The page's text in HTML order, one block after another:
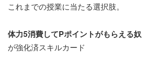
これまでの授業に当たる選択肢。
体力5消費してPポイントがもらえる
が強化済スキルカード